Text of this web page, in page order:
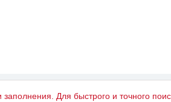
заполнения. Для быстрого и точного